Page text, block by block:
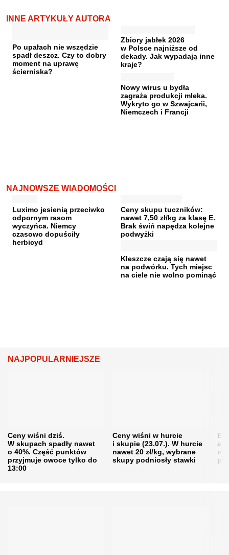
INNE ARTYKUŁY AUTORA
Po upałach nie wszędzie
spadł deszcz. Czy to dobry
moment na uprawę
ścierniska?
Zbiory jabłek 2026
w Polsce najniższe od
dekady. Jak wypadają inne
kraje?
Nowy wirus u bydła
zagraża produkcji mleka.
Wykryto go w Szwajcarii,
Niemczech i Francji
NAJNOWSZE WIADOMOŚCI
Luximo jesienią przeciwko
odpornym rasom
wyczyńca. Niemcy
czasowo dopuściły
herbicyd
Ceny skupu tuczników:
nawet 7,50 zł/kg za klasę E.
Brak świń napędza kolejne
podwyżki
Kleszcze czają się nawet
na podwórku. Tych miejsc
na ciele nie wolno pominąć
NAJPOPULARNIEJSZE
Ceny wiśni dziś.
W skupach spadły nawet
o 40%. Część punktów
przyjmuje owoce tylko do
13:00
Ceny wiśni w hurcie
i skupie (23.07.). W hurcie
nawet 20 zł/kg, wybrane
skupy podniosły stawki